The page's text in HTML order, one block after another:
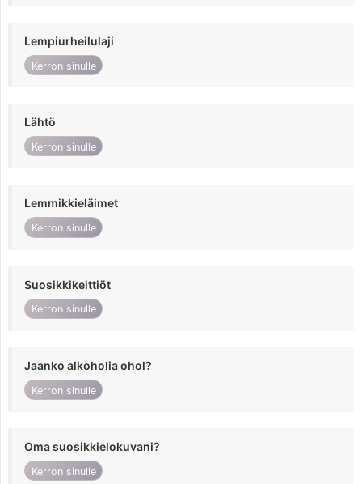
Lempiurheilulaji
Kerron sinulle
Lähtö
Kerron sinulle
Lemmikkieläimet
Kerron sinulle
Suosikkikeittiöt
Kerron sinulle
Jaanko alkoholia ohol?
Kerron sinulle
Oma suosikkielokuvani?
Kerron sinulle